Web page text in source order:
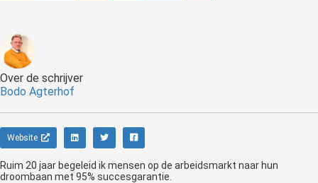
Over de schrijver
Bodo Agterhof
Website
Ruim 20 jaar begeleid ik mensen op de arbeidsmarkt naar hun
droombaan met 95% succesgarantie.